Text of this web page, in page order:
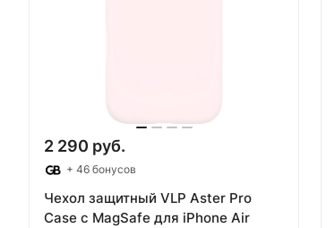
2 290 руб.
+ 46 бонусов
Чехол защитный VLP Aster Pro
Case с MagSafe для iPhone Air